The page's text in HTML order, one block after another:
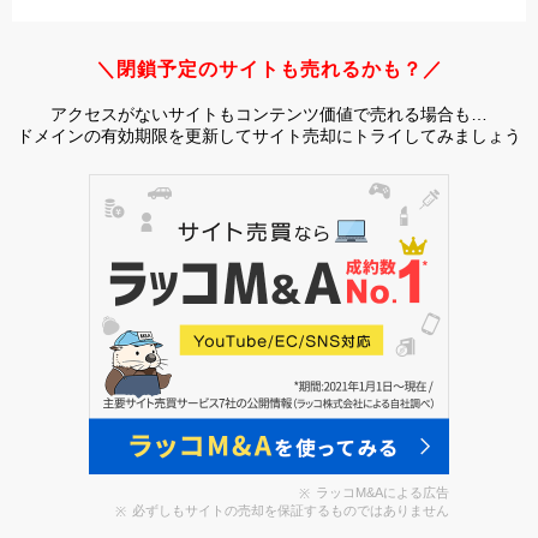
＼閉鎖予定のサイトも売れるかも？／
アクセスがないサイトもコンテンツ価値で売れる場合も…
ドメインの有効期限を更新してサイト売却にトライしてみましょう
ラッコM&Aによる広告
必ずしもサイトの売却を保証するものではありません